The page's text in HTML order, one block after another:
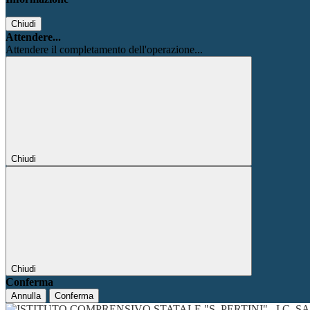
Chiudi
Attendere...
Attendere il completamento dell'operazione...
Chiudi
Chiudi
Conferma
Annulla Conferma